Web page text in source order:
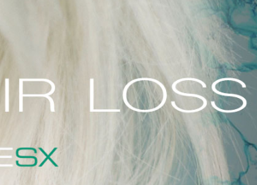
REFLEX(O] COLOR